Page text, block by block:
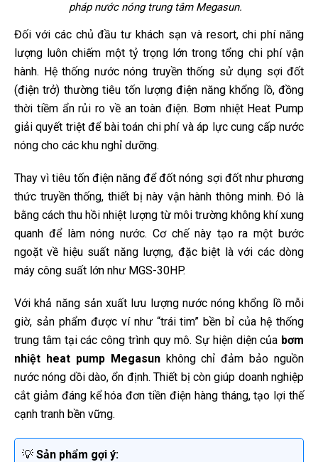
pháp nước nóng trung tâm Megasun.
Đối với các chủ đầu tư khách sạn và resort, chi phí năng
lượng luôn chiếm một tỷ trọng lớn trong tổng chi phí vận
hành. Hệ thống nước nóng truyền thống sử dụng sợi đốt
(điện trở) thường tiêu tốn lượng điện năng khổng lồ, đồng
thời tiềm ẩn rủi ro về an toàn điện. Bơm nhiệt Heat Pump
giải quyết triệt để bài toán chi phí và áp lực cung cấp nước
nóng cho các khu nghỉ dưỡng.
Thay vì tiêu tốn điện năng để đốt nóng sợi đốt như phương
thức truyền thống, thiết bị này vận hành thông minh. Đó là
bằng cách thu hồi nhiệt lượng từ môi trường không khí xung
quanh để làm nóng nước. Cơ chế này tạo ra một bước
ngoặt về hiệu suất năng lượng, đặc biệt là với các dòng
máy công suất lớn như MGS-30HP.
Với khả năng sản xuất lưu lượng nước nóng khổng lồ mỗi
giờ, sản phẩm được ví như “trái tim” bền bỉ của hệ thống
trung tâm tại các công trình quy mô. Sự hiện diện của bơm
nhiệt heat pump Megasunkhông chỉ đảm bảo nguồn
nước nóng dồi dào, ổn định. Thiết bị còn giúp doanh nghiệp
cắt giảm đáng kể hóa đơn tiền điện hàng tháng, tạo lợi thế
cạnh tranh bền vững.
💡 Sản phẩm gợi ý: